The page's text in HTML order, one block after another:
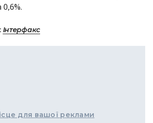
Інтерфакс
для вашої реклами